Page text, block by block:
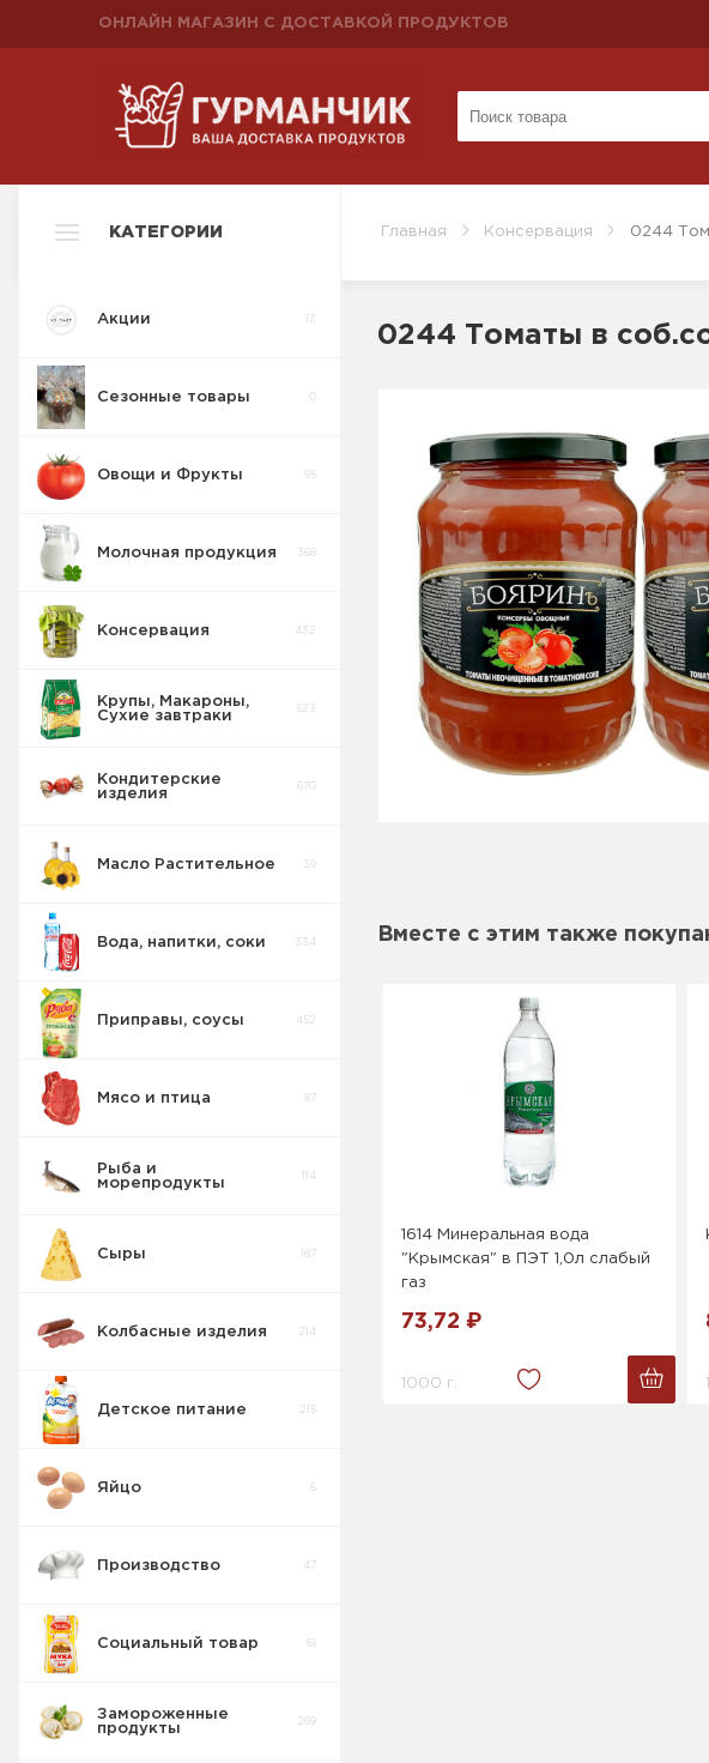
ОНЛАЙН МАГАЗИН С ДОСТАВКОЙ ПРОДУКТОВ
Главная Консервация 0244
КАТЕГОРИИ
Акции 13
Сезонные товары
Овощи и Фрукты 95
Молочная продукция 368
Консервация 432
Консервы
Консервы
Консервы
Сгущенка
Консервы
Консервы
Соленья
Крупы, Макароны,
Сухие завтраки
523
Кондитерские
изделия
670
Масло Растительное 39
Вода, напитки, соки 334
Приправы, соусы 452
Мясо и птица 87
Рыба и
морепродукты
114
Сыры 187
Колбасные изделия 214
Детское питание 215
Яйцо 6
Производство 47
Социальный товар 61
Замороженные
продукты
269
0244 Томаты в
Вместе с этим также
1614 Минеральная вода
"Крымская" в ПЭТ 1,0л слабый
газ
73,72 ₽
1000 г.